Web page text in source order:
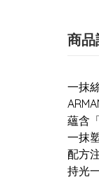
商品
一抹
蘊含
一抹
配方
持光